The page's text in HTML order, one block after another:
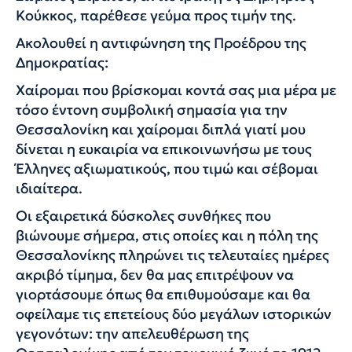
Κούκκος, παρέθεσε γεύμα προς τιμήν της.
Ακολουθεί η αντιφώνηση της Προέδρου της
Δημοκρατίας:
Χαίρομαι που βρίσκομαι κοντά σας μια μέρα με
τόσο έντονη συμβολική σημασία για την
Θεσσαλονίκη και χαίρομαι διπλά γιατί μου
δίνεται η ευκαιρία να επικοινωνήσω με τους
Έλληνες αξιωματικούς, που τιμώ και σέβομαι
ιδιαίτερα.
Οι εξαιρετικά δύσκολες συνθήκες που
βιώνουμε σήμερα, στις οποίες και η πόλη της
Θεσσαλονίκης πληρώνει τις τελευταίες ημέρες
ακριβό τίμημα, δεν θα μας επιτρέψουν να
γιορτάσουμε όπως θα επιθυμούσαμε και θα
οφείλαμε τις επετείους δύο μεγάλων ιστορικών
γεγονότων: την απελευθέρωση της